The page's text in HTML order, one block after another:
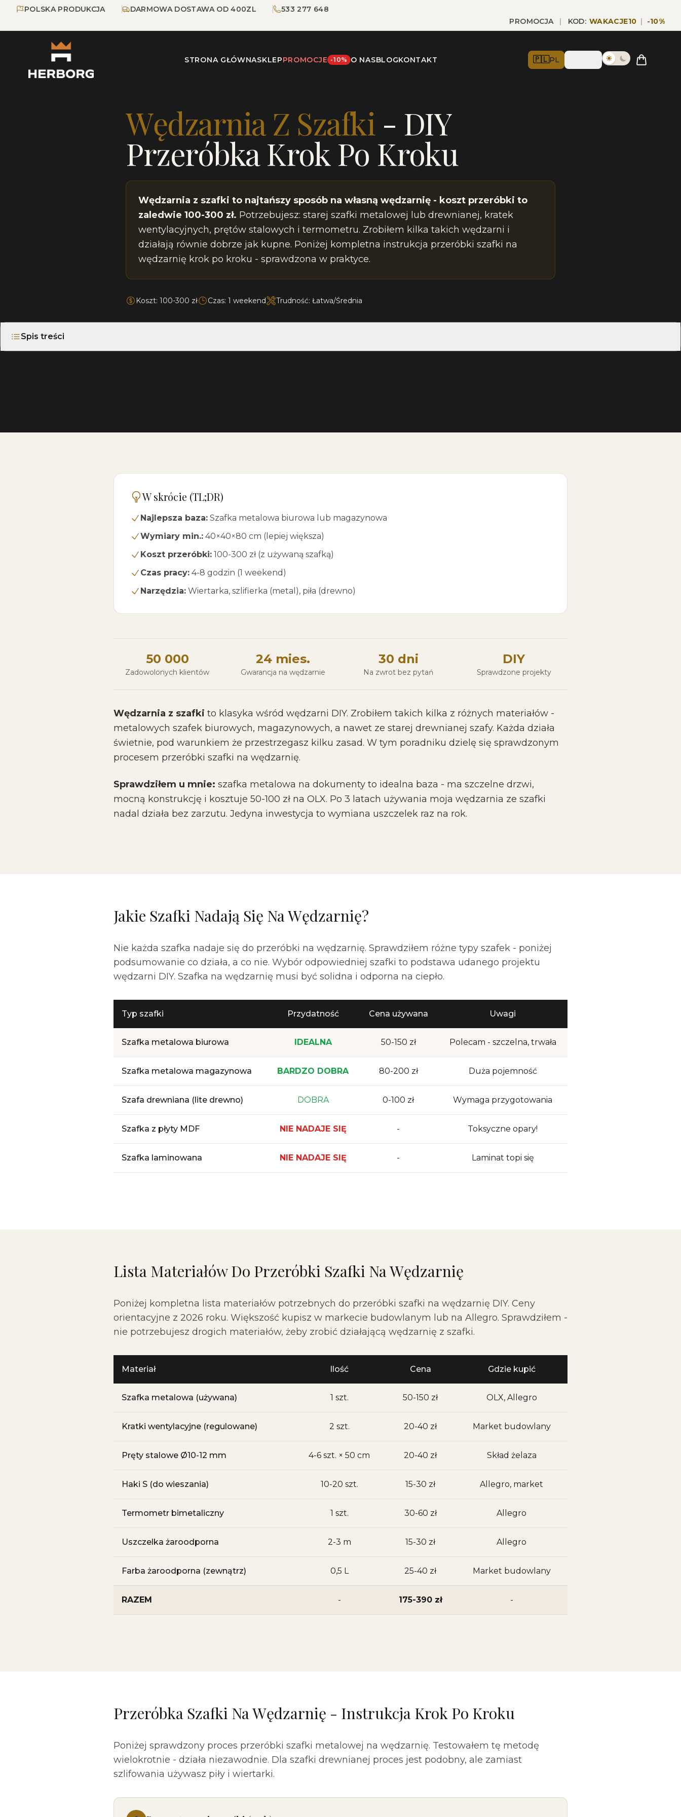
Przejdź do głównej treści
Przejdź do nawigacji
POLSKA PRODUKCJA DARMOWA DOSTAWA OD 400ZL
533 277 648
PROMOCJA
| KOD: WAKACJE10 | -10%
STRONA GŁÓWNASKLEPPROMOCJE -10% O NASBLOGKONTAKT 🇵🇱PL
Wędzarnia Z Szafki - DIY
Przeróbka Krok Po Kroku
Wędzarnia z szafki to najtańszy sposób na własną wędzarnię - koszt przeróbki to
zaledwie 100-300 zł. Potrzebujesz: starej szafki metalowej lub drewnianej, kratek
wentylacyjnych, prętów stalowych i termometru. Zrobiłem kilka takich wędzarni i
działają równie dobrze jak kupne. Poniżej kompletna instrukcja przeróbki szafki na
wędzarnię krok po kroku - sprawdzona w praktyce.
Koszt: 100-300 zł Czas: 1 weekend Trudność: Łatwa/Średnia
Spis treści
W skrócie (TL;DR)
Najlepsza baza: Szafka metalowa biurowa lub magazynowa
Wymiary min.: 40×40×80 cm (lepiej większa)
Koszt przeróbki: 100-300 zł (z używaną szafką)
Czas pracy: 4-8 godzin (1 weekend)
Narzędzia: Wiertarka, szlifierka (metal), piła (drewno)
50 000
Zadowolonych klientów
24 mies.
Gwarancja na wędzarnie
30 dni
Na zwrot bez pytań
DIY
Sprawdzone projekty
Wędzarnia z szafki to klasyka wśród wędzarni DIY. Zrobiłem takich kilka z różnych materiałów -
metalowych szafek biurowych, magazynowych, a nawet ze starej drewnianej szafy. Każda działa
świetnie, pod warunkiem że przestrzegasz kilku zasad. W tym poradniku dzielę się sprawdzonym
procesem przeróbki szafki na wędzarnię.
Sprawdziłem u mnie: szafka metalowa na dokumenty to idealna baza - ma szczelne drzwi,
mocną konstrukcję i kosztuje 50-100 zł na OLX. Po 3 latach używania moja wędzarnia ze szafki
nadal działa bez zarzutu. Jedyna inwestycja to wymiana uszczelek raz na rok.
Jakie Szafki Nadają Się Na Wędzarnię?
Nie każda szafka nadaje się do przeróbki na wędzarnię. Sprawdziłem różne typy szafek - poniżej
podsumowanie co działa, a co nie. Wybór odpowiedniej szafki to podstawa udanego projektu
wędzarni DIY. Szafka na wędzarnię musi być solidna i odporna na ciepło.
Typ szafki Przydatność Cena używana Uwagi
Szafka metalowa biurowa IDEALNA 50-150 zł Polecam - szczelna, trwała
Szafka metalowa magazynowa BARDZO DOBRA 80-200 zł Duża pojemność
Szafa drewniana (lite drewno) DOBRA 0-100 zł Wymaga przygotowania
Szafka z płyty MDF NIE NADAJE SIĘ - Toksyczne opary!
Szafka laminowana NIE NADAJE SIĘ - Laminat topi się
Lista Materiałów Do Przeróbki Szafki Na Wędzarnię
Poniżej kompletna lista materiałów potrzebnych do przeróbki szafki na wędzarnię DIY. Ceny
orientacyjne z 2026 roku. Większość kupisz w markecie budowlanym lub na Allegro. Sprawdziłem -
nie potrzebujesz drogich materiałów, żeby zrobić działającą wędzarnię z szafki.
Materiał Ilość Cena Gdzie kupić
Szafka metalowa (używana) 1 szt. 50-150 zł OLX, Allegro
Kratki wentylacyjne (regulowane) 2 szt. 20-40 zł Market budowlany
Pręty stalowe Ø10-12 mm 4-6 szt. × 50 cm 20-40 zł Skład żelaza
Haki S (do wieszania) 10-20 szt. 15-30 zł Allegro, market
Termometr bimetaliczny 1 szt. 30-60 zł Allegro
Uszczelka żaroodporna 2-3 m 15-30 zł Allegro
Farba żaroodporna (zewnątrz) 0,5 L 25-40 zł Market budowlany
RAZEM - 175-390 zł -
Przeróbka Szafki Na Wędzarnię - Instrukcja Krok Po Kroku
Poniżej sprawdzony proces przeróbki szafki metalowej na wędzarnię. Testowałem tę metodę
wielokrotnie - działa niezawodnie. Dla szafki drewnianej proces jest podobny, ale zamiast
szlifowania używasz piły i wiertarki.